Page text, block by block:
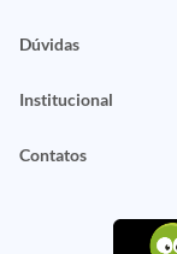
Dúvidas
Institucional
Contatos